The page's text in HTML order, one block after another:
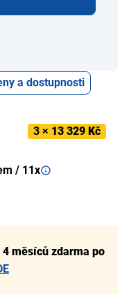
a dostupnosti
3 × 13 329 Kč
/ 11x
měsíců zdarma po